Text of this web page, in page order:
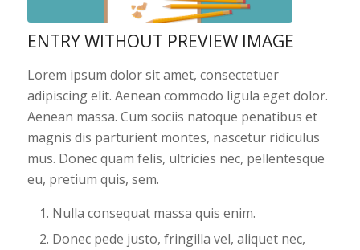
ENTRY WITHOUT PREVIEW IMAGE
Lorem ipsum dolor sit amet, consectetuer
adipiscing elit. Aenean commodo ligula eget dolor.
Aenean massa. Cum sociis natoque penatibus et
magnis dis parturient montes, nascetur ridiculus
mus. Donec quam felis, ultricies nec, pellentesque
eu, pretium quis, sem.
Nulla consequat massa quis enim.
Donec pede justo, fringilla vel, aliquet nec,